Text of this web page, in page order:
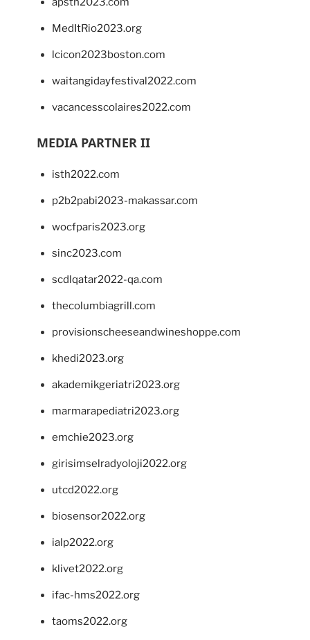
MedItRio2023.org
lcicon2023boston.com
waitangidayfestival2022.com
vacancesscolaires2022.com
MEDIA PARTNER II
isth2022.com
p2b2pabi2023-makassar.com
wocfparis2023.org
sinc2023.com
scdlqatar2022-qa.com
thecolumbiagrill.com
provisionscheeseandwineshoppe.com
khedi2023.org
akademikgeriatri2023.org
marmarapediatri2023.org
emchie2023.org
girisimselradyoloji2022.org
utcd2022.org
biosensor2022.org
ialp2022.org
klivet2022.org
ifac-hms2022.org
taoms2022.org